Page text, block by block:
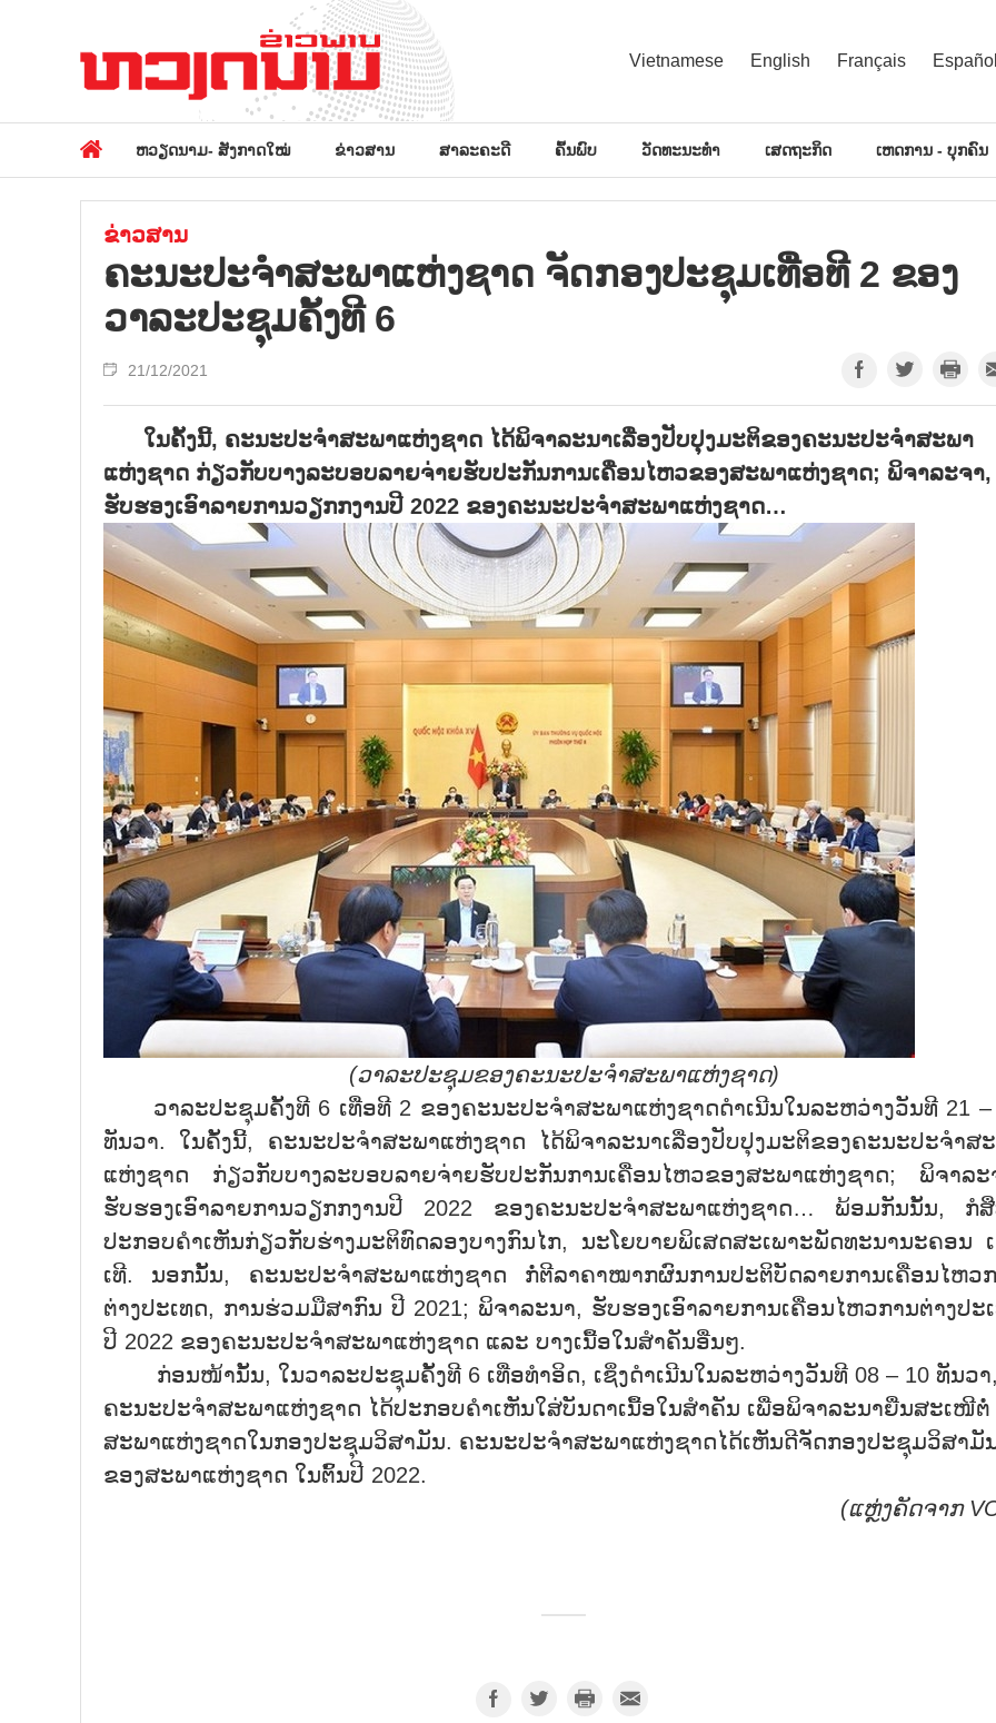
Vietnamese English Français
ຫວຽດນາມ- ສັງກາດໃໝ່ ຂ່າວສານ ສາລະຄະດີ ຄົ້ນພົບ ວັດທະນະທຳ ເສດຖະກິດ ເຫດການ - ບຸກຄົນ
ຂ່າວສານ
ຄະນະປະຈຳສະພາແຫ່ງຊາດ ຈັດກອງປະຊຸມເທື່ອທີ 2 ຂອງ
ວາລະປະຊຸມຄັ້ງທີ 6
21/12/2021
ໃນຄັ້ງນີ້, ຄະນະປະຈຳສະພາແຫ່ງຊາດ ໄດ້ພິຈາລະນາເລື່ອງປັບປຸງມະຕິຂອງຄະນະປະຈຳສະພາ
ແຫ່ງຊາດ ກ່ຽວກັບບາງລະບອບລາຍຈ່າຍຮັບປະກັນການເຄື່ອນໄຫວຂອງສະພາແຫ່ງຊາດ; ພິຈາລະຈາ,
ຮັບຮອງເອົາລາຍການວຽກກງານປີ 2022 ຂອງຄະນະປະຈຳສະພາແຫ່ງຊາດ…
(ວາລະປະຊຸມຂອງຄະນະປະຈຳສະພາແຫ່ງຊາດ)
ວາລະປະຊຸມຄັ້ງທີ 6 ເທື່ອທີ 2 ຂອງຄະນະປະຈຳສະພາແຫ່ງຊາດດຳເນີນໃນລະຫວ່າງວັນທີ 21 –
ທັນວາ. ໃນຄັ້ງນີ້, ຄະນະປະຈຳສະພາແຫ່ງຊາດ ໄດ້ພິຈາລະນາເລື່ອງປັບປຸງມະຕິຂອງຄະນະປະຈຳສ
ແຫ່ງຊາດ ກ່ຽວກັບບາງລະບອບລາຍຈ່າຍຮັບປະກັນການເຄື່ອນໄຫວຂອງສະພາແຫ່ງຊາດ; ພິຈາລະ
ຮັບຮອງເອົາລາຍການວຽກກງານປີ 2022 ຂອງຄະນະປະຈຳສະພາແຫ່ງຊາດ… ພ້ອມກັນນັ້ນ, ກໍ
ປະກອບຄຳເຫັນກ່ຽວກັບຮ່າງມະຕິທົດລອງບາງກົນໄກ, ນະໂຍບາຍພິເສດສະເພາະພັດທະນານະຄອນ
ເທີ. ນອກນັ້ນ, ຄະນະປະຈຳສະພາແຫ່ງຊາດ ກໍ່ຕີລາຄາໝາກຜົນການປະຕິບັດລາຍການເຄື່ອນໄຫວ
ຕ່າງປະເທດ, ການຮ່ວມມືສາກົນ ປີ 2021; ພິຈາລະນາ, ຮັບຮອງເອົາລາຍການເຄື່ອນໄຫວການຕ່າງປະ
ປີ 2022 ຂອງຄະນະປະຈຳສະພາແຫ່ງຊາດ ແລະ ບາງເນື້ອໃນສຳຄັນອື່ນໆ.
ກ່ອນໜ້ານັ້ນ, ໃນວາລະປະຊຸມຄັ້ງທີ 6 ເທື່ອທຳອິດ, ເຊິ່ງດຳເນີນໃນລະຫວ່າງວັນທີ 08 – 10 ທັນວາ
ຄະນະປະຈຳສະພາແຫ່ງຊາດ ໄດ້ປະກອບຄຳເຫັນໃສ່ບັນດາເນື້ອໃນສຳຄັນ ເພື່ອພິຈາລະນາຍື່ນສະເໜີຕໍ່
ສະພາແຫ່ງຊາດໃນກອງປະຊຸມວິສາມັນ. ຄະນະປະຈຳສະພາແຫ່ງຊາດໄດ້ເຫັນດີຈັດກອງປະຊຸມວິສາມັ
ຂອງສະພາແຫ່ງຊາດ ໃນຕົ້ນປີ 2022.
(ແຫຼ່ງຄັດຈາກ